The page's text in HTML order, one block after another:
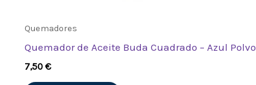
Quemadores
Quemador de Aceite Buda Cuadrado – Azul Polvo
7,50€